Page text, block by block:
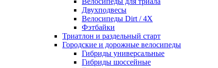
Двухподвесы
Велосипеды Dirt / 4X
Фэтбайки
Триатлон и раздельный старт
Городские и дорожные велосипеды
Гибриды универсальные
Гибриды шоссейные